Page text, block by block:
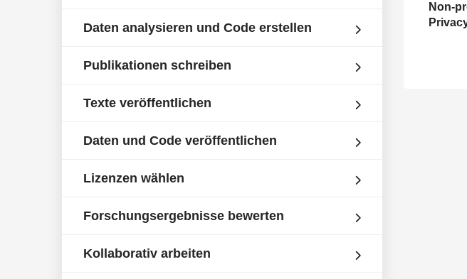
Daten analysieren und Code erstellen
Publikationen schreiben
Texte veröffentlichen
Daten und Code veröffentlichen
Lizenzen wählen
Forschungsergebnisse bewerten
Kollaborativ arbeiten
Non-